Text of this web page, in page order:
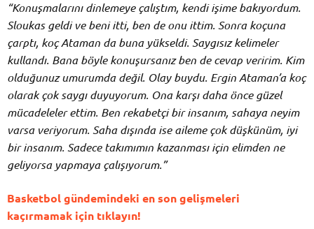
“Konuşmalarını dinlemeye çalıştım, kendi işime bakıyordum.
Sloukas geldi ve beni itti, ben de onu ittim. Sonra koçuna
çarptı, koç Ataman da buna yükseldi. Saygısız kelimeler
kullandı. Bana böyle konuşursanız ben de cevap veririm. Kim
olduğunuz umurumda değil. Olay buydu. Ergin Ataman’a koç
olarak çok saygı duyuyorum. Ona karşı daha önce güzel
mücadeleler ettim. Ben rekabetçi bir insanım, sahaya neyim
varsa veriyorum. Saha dışında ise aileme çok düşkünüm, iyi
bir insanım. Sadece takımımın kazanması için elimden ne
geliyorsa yapmaya çalışıyorum.”
Basketbol gündemindeki en son gelişmeleri
kaçırmamak için tıklayın!